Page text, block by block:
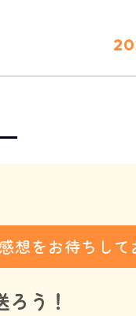
想をお待ちして
う！